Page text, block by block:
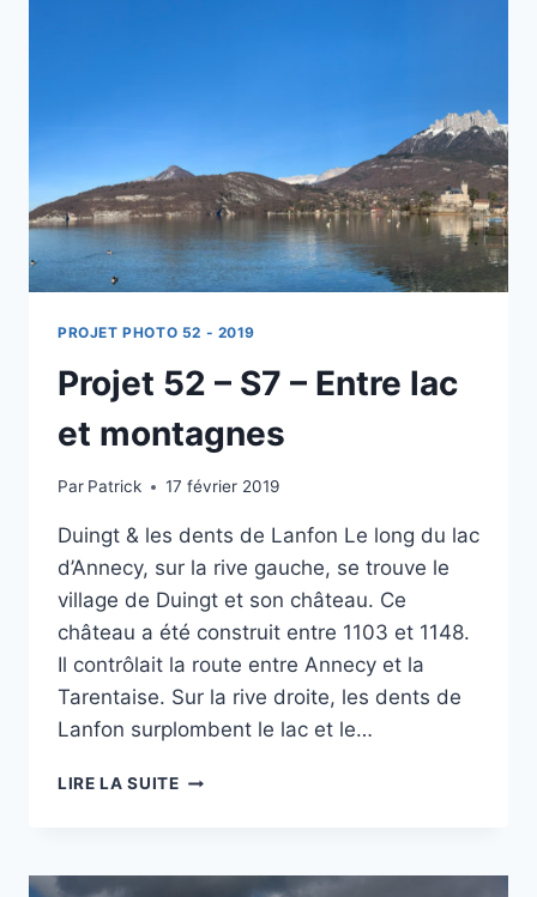
PROJET PHOTO 52 - 2019
Projet 52 – S7 – Entre lac
et montagnes
Par Patrick 17 février 2019
Duingt & les dents de Lanfon Le long du lac
d’Annecy, sur la rive gauche, se trouve le
village de Duingt et son château. Ce
château a été construit entre 1103 et 1148.
Il contrôlait la route entre Annecy et la
Tarentaise. Sur la rive droite, les dents de
Lanfon surplombent le lac et le…
LIRE LA SUITEPROJET
–